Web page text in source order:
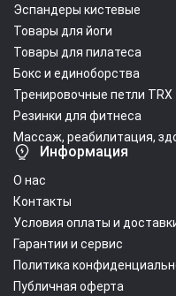
Эспандеры кистевые
Товары для йоги
Товары для пилатеса
Бокс и единоборства
Тренировочные петли TRX
Резинки для фитнеса
Массаж, реабилитация,
Информация
О нас
Контакты
Условия оплаты и
Гарантии и сервис
Политика
Публичная оферта